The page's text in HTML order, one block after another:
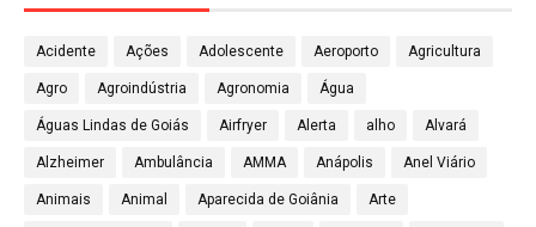
Acidente Ações Adolescente Aeroporto Agricultura
Agro Agroindústria Agronomia Água
Águas Lindas de Goiás Airfryer Alerta alho Alvará
Alzheimer Ambulância AMMA Anápolis Anel Viário
Animais Animal Aparecida de Goiânia Arte